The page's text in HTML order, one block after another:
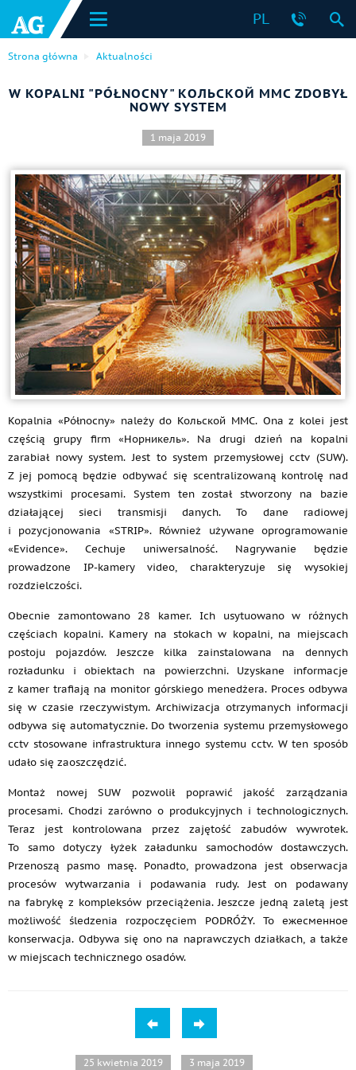
PL
Strona główna Aktualności
W KOPALNI "PÓŁNOCNY" КОЛЬСКОЙ MMC ZDOBYŁ
NOWY SYSTEM
1 maja 2019
Kopalnia «Północny» należy do Кольской MMC. Ona z kolei jest
częścią grupy firm «Норникель». Na drugi dzień na kopalni
zarabiał nowy system. Jest to system przemysłowej cctv (SUW).
Z jej pomocą będzie odbywać się scentralizowaną kontrolę nad
wszystkimi procesami. System ten został stworzony na bazie
działającej sieci transmisji danych. To dane radiowej
i pozycjonowania «STRIP». Również używane oprogramowanie
«Evidence». Cechuje uniwersalność. Nagrywanie będzie
prowadzone IP-kamery video, charakteryzuje się wysokiej
rozdzielczości.
Obecnie zamontowano 28 kamer. Ich usytuowano w różnych
częściach kopalni. Kamery na stokach w kopalni, na miejscach
postoju pojazdów. Jeszcze kilka zainstalowana na dennych
rozładunku i obiektach na powierzchni. Uzyskane informacje
z kamer trafiają na monitor górskiego menedżera. Proces odbywa
się w czasie rzeczywistym. Archiwizacja otrzymanych informacji
odbywa się automatycznie. Do tworzenia systemu przemysłowego
cctv stosowane infrastruktura innego systemu cctv. W ten sposób
udało się zaoszczędzić.
Montaż nowej SUW pozwolił poprawić jakość zarządzania
procesami. Chodzi zarówno o produkcyjnych i technologicznych.
Teraz jest kontrolowana przez zajętość zabudów wywrotek.
To samo dotyczy łyżek załadunku samochodów dostawczych.
Przenoszą pasmo masę. Ponadto, prowadzona jest obserwacja
procesów wytwarzania i podawania rudy. Jest on podawany
na fabrykę z kompleksów przeciążenia. Jeszcze jedną zaletą jest
możliwość śledzenia rozpoczęciem PODRÓŻY. To ежесменное
konserwacja. Odbywa się ono na naprawczych działkach, a także
w miejscach technicznego osadów.
25 kwietnia 2019 3 maja 2019